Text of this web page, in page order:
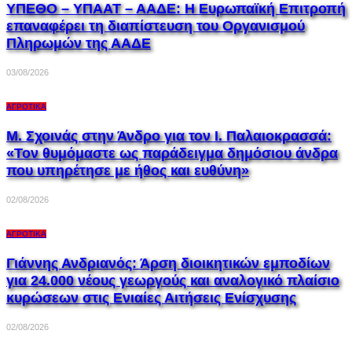
ΥΠΕΘΟ – ΥΠΑΑΤ – ΑΑΔΕ: H Ευρωπαϊκή Επιτροπή
επαναφέρει τη διαπίστευση του Οργανισμού
Πληρωμών της ΑΑΔΕ
03/08/2026
ΑΓΡΟΤΙΚΆ
Μ. Σχοινάς στην Άνδρο για τον Ι. Παλαιοκρασσά:
«Τον θυμόμαστε ως παράδειγμα δημόσιου άνδρα
που υπηρέτησε με ήθος και ευθύνη»
02/08/2026
ΑΓΡΟΤΙΚΆ
Γιάννης Ανδριανός: Άρση διοικητικών εμποδίων
για 24.000 νέους γεωργούς και αναλογικό πλαίσιο
κυρώσεων στις Ενιαίες Αιτήσεις Ενίσχυσης
02/08/2026